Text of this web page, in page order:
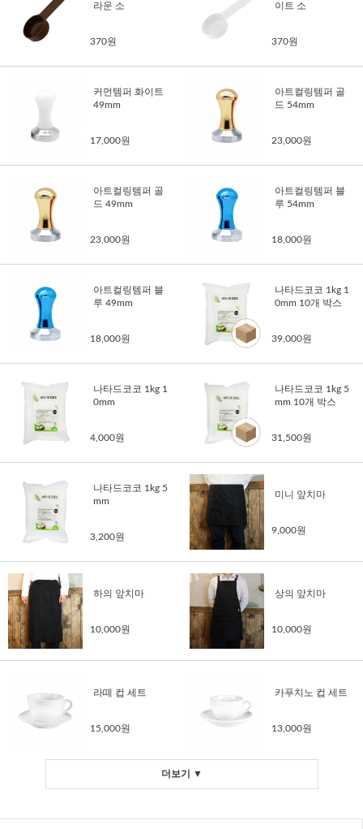
라운 소
370원
이트 소
370원
커먼템퍼 화이트
49mm
17,000원
아트컬링템퍼 골
드 54mm
23,000원
아트컬링템퍼 골
드 49mm
23,000원
아트컬링템퍼 블
루 54mm
18,000원
아트컬링템퍼 블
루 49mm
18,000원
나타드코코 1kg 1
0mm 10개 박스
39,000원
나타드코코 1kg 1
0mm
4,000원
나타드코코 1kg 5
mm 10개 박스
31,500원
나타드코코 1kg 5
mm
3,200원
미니 앞치마
9,000원
하의 앞치마
10,000원
상의 앞치마
10,000원
라떼 컵 세트
15,000원
카푸치노 컵 세트
13,000원
더보기 ▼